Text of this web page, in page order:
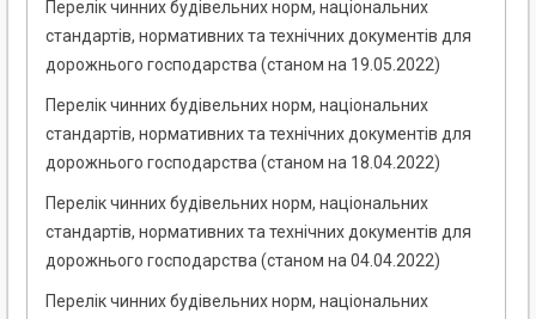
Перелік чинних будівельних норм, національних
стандартів, нормативних та технічних документів для
дорожнього господарства (станом на 19.05.2022)
Перелік чинних будівельних норм, національних
стандартів, нормативних та технічних документів для
дорожнього господарства (станом на 18.04.2022)
Перелік чинних будівельних норм, національних
стандартів, нормативних та технічних документів для
дорожнього господарства (станом на 04.04.2022)
Перелік чинних будівельних норм, національних